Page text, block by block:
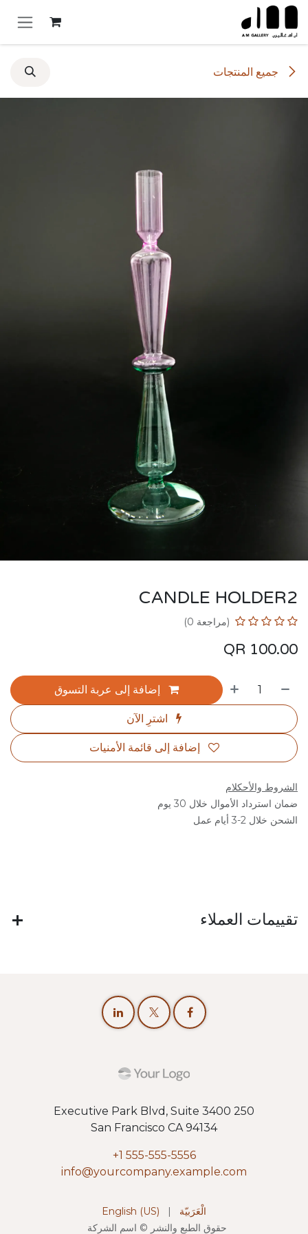
تخطي للذهاب إلى المحتوى
جميع المنتجات
CANDLE HOLDER2
(مراجعة 0)
100.00
إضافة إلى عربة التسوق
اشترِ الآن
إضافة إلى قائمة الأمنيات
الشروط والأحكلام
ضمان استرداد الأموال خلال 30 يوم
الشحن خلال 2-3 أيام عمل
تقييمات العملاء
250 Executive Park Blvd, Suite 3400
San Francisco CA 94134
+1 555-555-5556
info@yourcompany.example.com
حقوق الطبع والنشر © اسم الشركة
الْعَرَبيّة English (US)